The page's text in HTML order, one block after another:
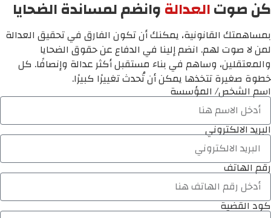
كن صوتالعدالةوانضم لمساندة الضحايا
بمساهمتك القانونية، يمكنك أن تكون الفارق في تحقيق العدالة
لمن لا صوت لهم. انضم إلينا في الدفاع عن حقوق الضحايا
والمعتقلين، وساهم في بناء مستقبل أكثر عدالة وإنصافًا. كل
خطوة صغيرة تتخذها يمكن أن تُحدث تغييرًا كبيرًا.
اسم الشخص/ المؤسسة
البريد الالكتروني
رقم الهاتف
كود القضية